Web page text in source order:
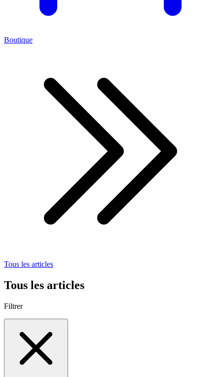
Boutique
Tous les articles
Tous les articles
Filtrer